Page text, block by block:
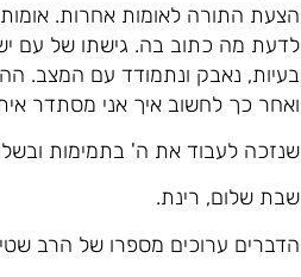
הצעת התורה לאומות אחרות.
לדעת מה כתוב בה. גישתו של עם
בעיות, נאבק ונתמודד עם המצב.
ואחר כך לחשוב איך אני מסתדר
שנזכה לעבוד את ה' בתמימות
שבת שלום, רינת.
הדברים ערוכים מספרו של הרב